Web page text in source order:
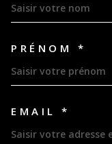
PRÉNOM *
EMAIL *